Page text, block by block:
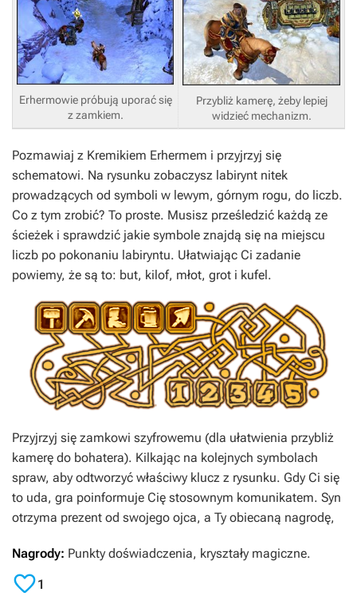
Erhermowie próbują uporać się
z zamkiem.
Przybliż kamerę, żeby lepiej
widzieć mechanizm.
Pozmawiaj z Kremikiem Erhermem i przyjrzyj się
schematowi. Na rysunku zobaczysz labirynt nitek
prowadzących od symboli w lewym, górnym rogu, do liczb.
Co z tym zrobić? To proste. Musisz prześledzić każdą ze
ścieżek i sprawdzić jakie symbole znajdą się na miejscu
liczb po pokonaniu labiryntu. Ułatwiając Ci zadanie
powiemy, że są to: but, kilof, młot, grot i kufel.
Przyjrzyj się zamkowi szyfrowemu (dla ułatwienia przybliż
kamerę do bohatera). Kilkając na kolejnych symbolach
spraw, aby odtworzyć właściwy klucz z rysunku. Gdy Ci się
to uda, gra poinformuje Cię stosownym komunikatem. Syn
otrzyma prezent od swojego ojca, a Ty obiecaną nagrodę,
Nagrody: Punkty doświadczenia, kryształy magiczne.
1